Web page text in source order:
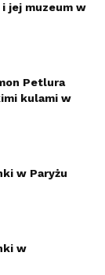
jej muzeum w
Petlura
kulami w
w Paryżu
w